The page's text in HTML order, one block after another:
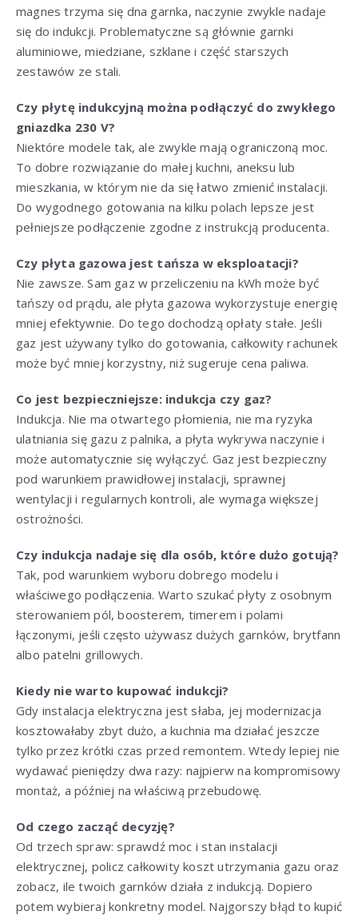
magnes trzyma się dna garnka, naczynie zwykle nadaje
się do indukcji. Problematyczne są głównie garnki
aluminiowe, miedziane, szklane i część starszych
zestawów ze stali.
Czy płytę indukcyjną można podłączyć do zwykłego
gniazdka 230 V?
Niektóre modele tak, ale zwykle mają ograniczoną moc.
To dobre rozwiązanie do małej kuchni, aneksu lub
mieszkania, w którym nie da się łatwo zmienić instalacji.
Do wygodnego gotowania na kilku polach lepsze jest
pełniejsze podłączenie zgodne z instrukcją producenta.
Czy płyta gazowa jest tańsza w eksploatacji?
Nie zawsze. Sam gaz w przeliczeniu na kWh może być
tańszy od prądu, ale płyta gazowa wykorzystuje energię
mniej efektywnie. Do tego dochodzą opłaty stałe. Jeśli
gaz jest używany tylko do gotowania, całkowity rachunek
może być mniej korzystny, niż sugeruje cena paliwa.
Co jest bezpieczniejsze: indukcja czy gaz?
Indukcja. Nie ma otwartego płomienia, nie ma ryzyka
ulatniania się gazu z palnika, a płyta wykrywa naczynie i
może automatycznie się wyłączyć. Gaz jest bezpieczny
pod warunkiem prawidłowej instalacji, sprawnej
wentylacji i regularnych kontroli, ale wymaga większej
ostrożności.
Czy indukcja nadaje się dla osób, które dużo gotują?
Tak, pod warunkiem wyboru dobrego modelu i
właściwego podłączenia. Warto szukać płyty z osobnym
sterowaniem pól, boosterem, timerem i polami
łączonymi, jeśli często używasz dużych garnków, brytfann
albo patelni grillowych.
Kiedy nie warto kupować indukcji?
Gdy instalacja elektryczna jest słaba, jej modernizacja
kosztowałaby zbyt dużo, a kuchnia ma działać jeszcze
tylko przez krótki czas przed remontem. Wtedy lepiej nie
wydawać pieniędzy dwa razy: najpierw na kompromisowy
montaż, a później na właściwą przebudowę.
Od czego zacząć decyzję?
Od trzech spraw: sprawdź moc i stan instalacji
elektrycznej, policz całkowity koszt utrzymania gazu oraz
zobacz, ile twoich garnków działa z indukcją. Dopiero
potem wybieraj konkretny model. Najgorszy błąd to kupić